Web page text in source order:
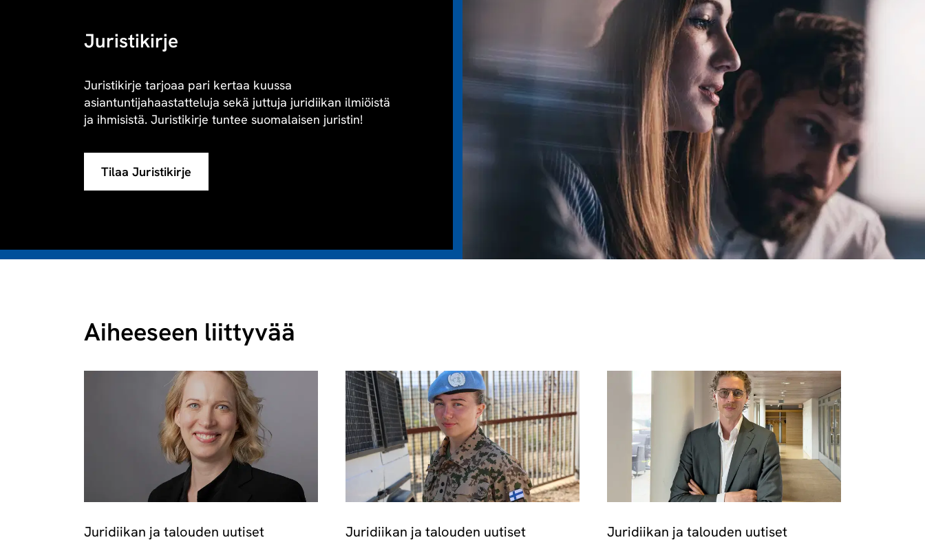
Juristikirje
Juristikirje tarjoaa pari kertaa kuussa
asiantuntijahaastatteluja sekä juttuja juridiikan ilmiöistä
ja ihmisistä. Juristikirje tuntee suomalaisen juristin!
Tilaa Juristikirje
Aiheeseen liittyvää
Juridiikan ja talouden uutiset Juridiikan ja talouden uutiset Juridiikan ja talouden uutiset